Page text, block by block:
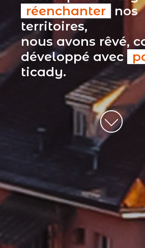
réenchanter
nos
territoires,
nous avons rêvé,
développé avec
ticady.